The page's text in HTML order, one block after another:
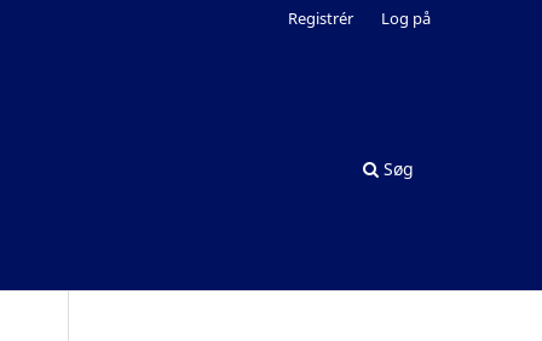
Søg
Registrér Log på